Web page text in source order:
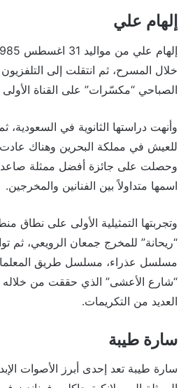
إلهام علي
خلال المسرح، ثم انتقلت إلى
الصباحي “مكسّرات” على القناة
وأنهت دراستها الثانوية في السعودية،
للعيش في مملكة البحرين وهناك
وحصلت على جائزة أفضل ممثلة
اسمها متداولاً بين الفنانين والمخرجين.
وتجربتها التمثيلية الأولى على نطاق
“ريحانة” للمخرج جمعان الرويعي، ثم
مسلسل عذراء، مسلسل طريق
“شارع الأعشى” الذي حققت من خلاله
العديد من التكريمات.
سارة طيبة
سارة طيبة تعد إحدى أبرز الأصوات